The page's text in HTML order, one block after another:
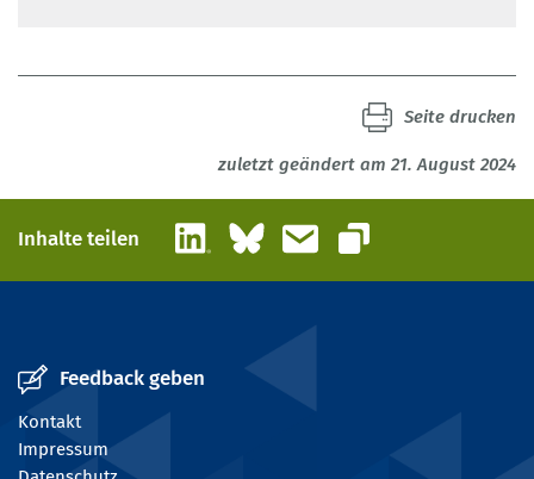
zuletzt geändert am 21. August 2024
Seite drucken
Inhalte teilen LinkedInBlueskyE-Mail
Link kopieren
Feedback geben
Kontakt
Impressum